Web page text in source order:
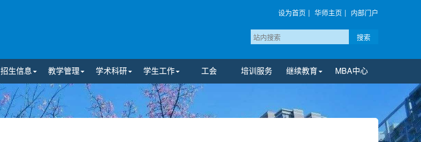
设为首页 | 华师主页 | 内部门户
搜索
招生信息 教学管理 学术科研 学生工作 工会 培训服务 继续教育 MBA中心